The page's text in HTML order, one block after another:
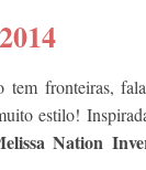
tem fronteiras,
estilo!
Nation